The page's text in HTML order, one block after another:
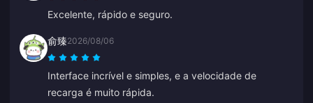
Excelente, rápido e seguro.
俞臻2026/08/06
Interface incrível e simples, e a velocidade de
recarga é muito rápida.